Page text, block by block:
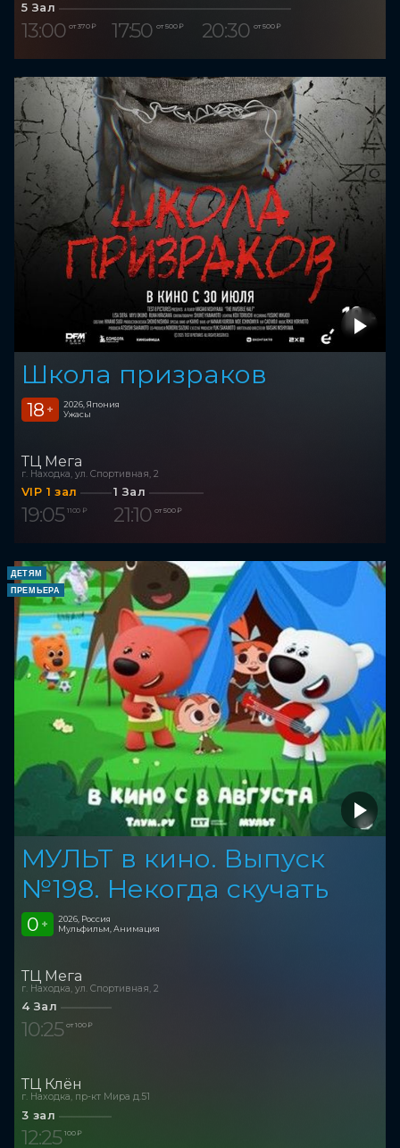
5 Зал
13:00 от 370 ₽ 17:50 от 500 ₽ 20:30 от 500 ₽
Школа призраков
18 +
2026, Япония
Ужасы
ТЦ Мега
г. Находка, ул. Спортивная, 2
VIP 1 зал
19:05 1 100 ₽
1 Зал
21:10 от 500 ₽
ДЕТЯМ
ПРЕМЬЕРА
МУЛЬТ в кино. Выпуск
№198. Некогда скучать
0 +
2026, Россия
Мульфильм, Анимация
ТЦ Мега
г. Находка, ул. Спортивная, 2
4 Зал
10:25 от 100 ₽
ТЦ Клён
г. Находка, пр-кт Мира д.51
3 зал
12:25 100 ₽